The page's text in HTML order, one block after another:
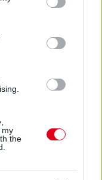
third-party tags to
in below Google
my
the
el az F1 a